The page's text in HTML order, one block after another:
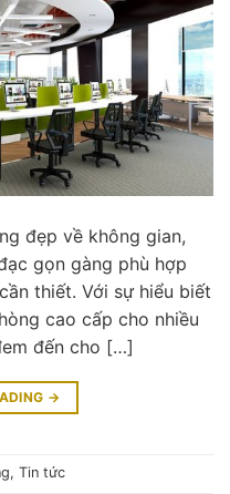
đẹp về không gian,
gọn gàng phù hợp
thiết. Với sự hiểu biết
cao cấp cho nhiều
đến cho […]
→
, Tin tức